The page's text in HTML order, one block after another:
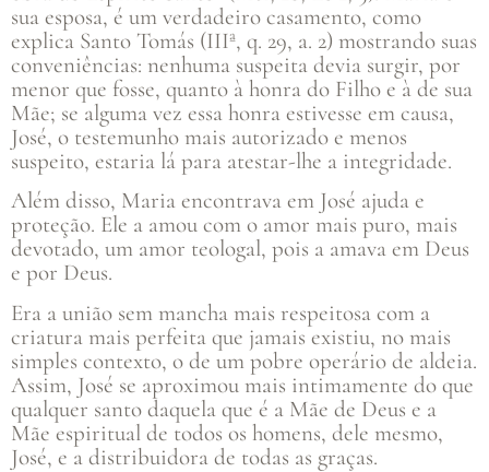
sua esposa, é um verdadeiro casamento, como
explica Santo Tomás (IIIª, q. 29, a. 2) mostrando suas
conveniências: nenhuma suspeita devia surgir, por
menor que fosse, quanto à honra do Filho e à de sua
Mãe; se alguma vez essa honra estivesse em causa,
José, o testemunho mais autorizado e menos
suspeito, estaria lá para atestar-lhe a integridade.
Além disso, Maria encontrava em José ajuda e
proteção. Ele a amou com o amor mais puro, mais
devotado, um amor teologal, pois a amava em Deus
e por Deus.
Era a união sem mancha mais respeitosa com a
criatura mais perfeita que jamais existiu, no mais
simples contexto, o de um pobre operário de aldeia.
Assim, José se aproximou mais intimamente do que
qualquer santo daquela que é a Mãe de Deus e a
Mãe espiritual de todos os homens, dele mesmo,
José, e a distribuidora de todas as graças.